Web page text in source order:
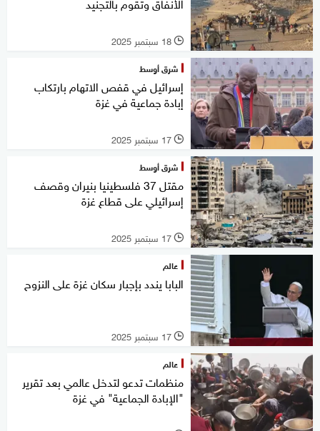
l 18 سبتمبر 2025
شرق أوسط
إسرائيل في قفص الاتهام بارتكاب
إبادة جماعية في غزة
l 17 سبتمبر 2025
شرق أوسط
مقتل 37 فلسطينيا بنيران وقصف
إسرائيلي على قطاع غزة
l 17 سبتمبر 2025
عالم
البابا يندد بإجبار سكان غزة على النزوح
l 17 سبتمبر 2025
عالم
منظمات تدعو لتدخل عالمي بعد تقرير
"الإبادة الجماعية" في غزة